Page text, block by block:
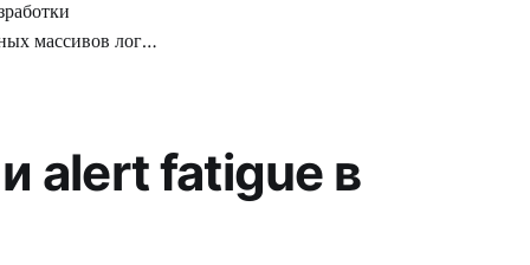
массивов логов
функций
alert fatigue в